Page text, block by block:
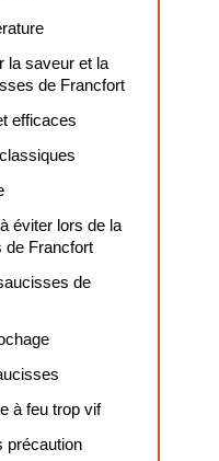
la saveur et la
de Francfort
efficaces
éviter lors de la
de Francfort
de
à feu trop vif
précaution